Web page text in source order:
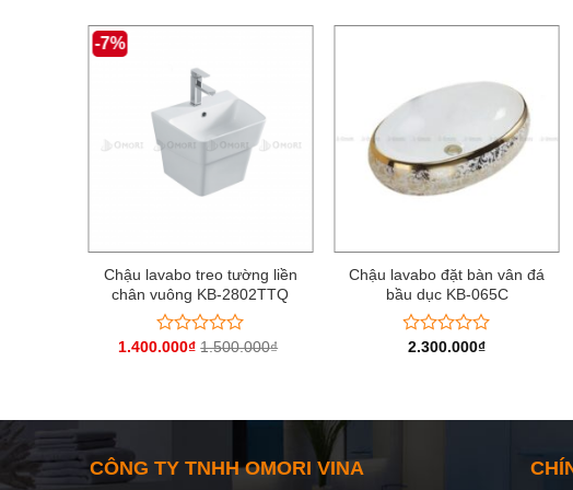
-7%
Chậu lavabo treo tường liền
chân vuông KB-2802TTQ
Được
5
1.400.000₫ 1.500.000₫
Chậu lavabo đặt bàn vân đá
bầu dục KB-065C
Được
5
2.300.000₫
CÔNG TY TNHH OMORI VINA